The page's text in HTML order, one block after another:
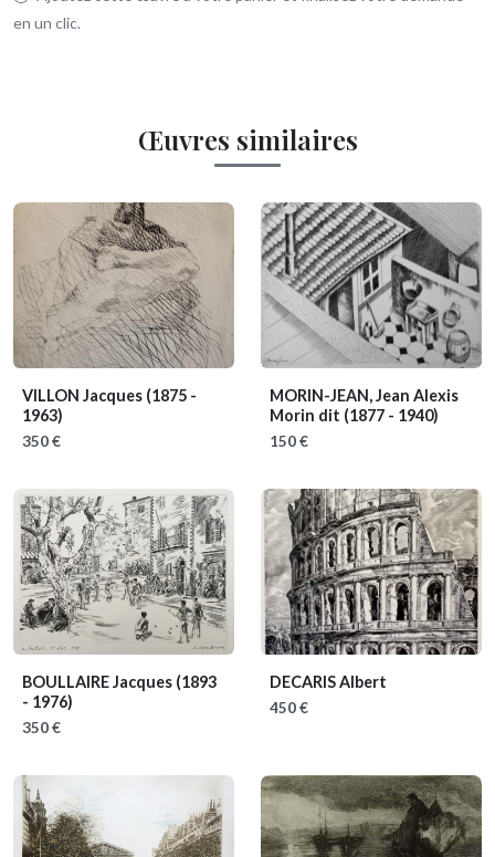
en un clic.
Œuvres similaires
VILLON Jacques (1875 -
1963)
350 €
MORIN-JEAN, Jean Alexis
Morin dit (1877 - 1940)
150 €
BOULLAIRE Jacques (1893
- 1976)
350 €
DECARIS Albert
450 €